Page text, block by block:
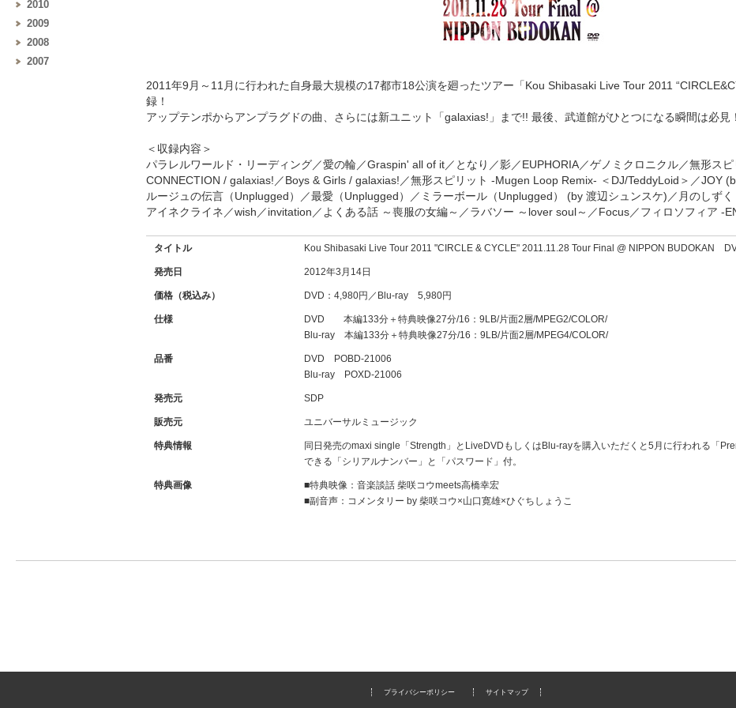
2010
2009
2008
2007
2011年9月～11月に行われた自身最大規模の17都市18公演を廻ったツアー「Kou Shibasaki Live Tour 2011
録！
アップテンポからアンプラグドの曲、さらには新ユニット「galaxias!」まで!! 最後、武道館がひとつになる瞬間は必見！
＜収録内容＞
パラレルワールド・リーディング／愛の輪／Graspin' all of it／となり／影／EUPHORIA／ゲノミクロニクル／無形ス
CONNECTION / galaxias!／Boys & Girls / galaxias!／無形スピリット -Mugen Loop Remix- ＜DJ/TeddyLoid＞／JOY
ルージュの伝言（Unplugged）／最愛（Unplugged）／ミラーボール（Unplugged） (by 渡辺シュンスケ)／月のしず
アイネクライネ／wish／invitation／よくある話 ～喪服の女編～／ラバソー ～lover soul～／Focus／フィロソフィア -
タイトル Kou Shibasaki Live Tour 2011 "CIRCLE & CYCLE" 2011.11.28 Tour Final @ NIPPON BUDOKAN
発売日 2012年3月14日
価格（税込み） DVD：4,980円／Blu-ray 5,980円
仕様
DVD 本編133分＋特典映像27分/16：9LB/片面2層/MPEG2/COLOR/
Blu-ray 本編133分＋特典映像27分/16：9LB/片面2層/MPEG4/COLOR/
品番
DVD POBD-21006
Blu-ray POXD-21006
発売元 SDP
販売元 ユニバーサルミュージック
特典情報
同日発売のmaxi single「Strength」とLiveDVDもしくはBlu-rayを購入いただくと5月に行われる「
できる「シリアルナンバー」と「パスワード」付。
特典画像
■特典映像：音楽談話 柴咲コウmeets高橋幸宏
■副音声：コメンタリー by 柴咲コウ×山口寛雄×ひぐちしょうこ
プライバシーポリシー サイトマップ